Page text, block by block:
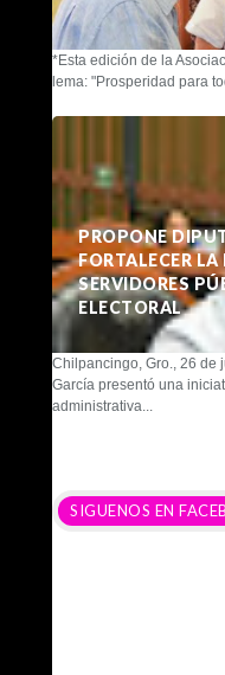
*Esta edición de la
lema: "Prosperidad para
PROPONE
FORTALECER
SERVIDORES
ELECTORAL
Chilpancingo, Gro., 26 de
García presentó una
administrativa...
SIGUENOS EN